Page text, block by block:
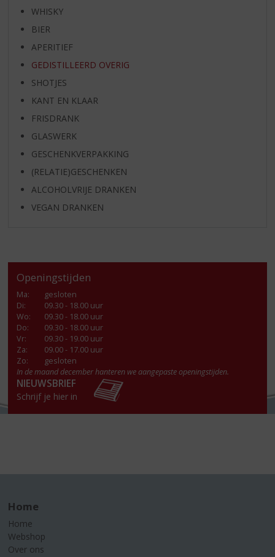
WHISKY
BIER
APERITIEF
GEDISTILLEERD OVERIG
SHOTJES
KANT EN KLAAR
FRISDRANK
GLASWERK
GESCHENKVERPAKKING
(RELATIE)GESCHENKEN
ALCOHOLVRIJE DRANKEN
VEGAN DRANKEN
Openingstijden
Ma:
gesloten
Di:
09.30 - 18.00 uur
Wo:
09.30 - 18.00 uur
Do:
09.30 - 18.00 uur
Vr:
09.30 - 19.00 uur
Za:
09.00 - 17.00 uur
Zo:
gesloten
In de maand december hanteren we aangepaste openingstijden.
NIEUWSBRIEF
Schrijf je hier in
Home
Home
Webshop
Over ons